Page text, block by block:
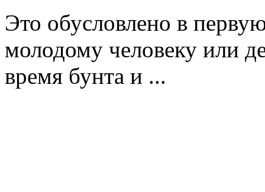
Это обусловлено в
молодому человеку или
время бунта и ...